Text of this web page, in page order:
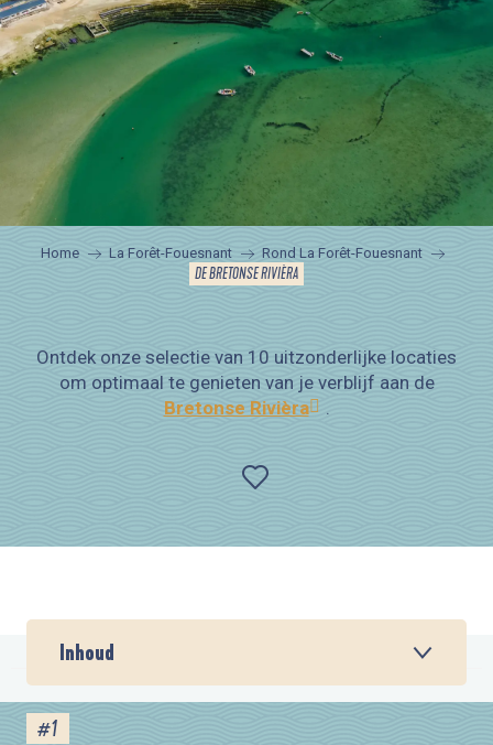
Home La Forêt-Fouesnant Rond La Forêt-Fouesnant
DE BRETONSE RIVIÈRA
Ontdek onze selectie van 10 uitzonderlijke locaties
om optimaal te genieten van je verblijf aan de
Bretonse Rivièra
.
Ajouter aux
Inhoud
#1